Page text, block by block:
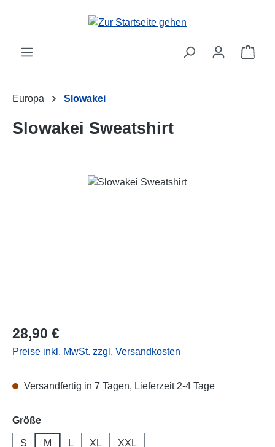
Zum Hauptinhalt springen
Europa Slowakei
Slowakei Sweatshirt
Bildergalerie überspringen
Regulärer Preis:
28,90 €
Preise inkl. MwSt. zzgl. Versandkosten
Versandfertig in 7 Tagen, Lieferzeit 2-4 Tage
Größeauswählen
S M L XL XXL